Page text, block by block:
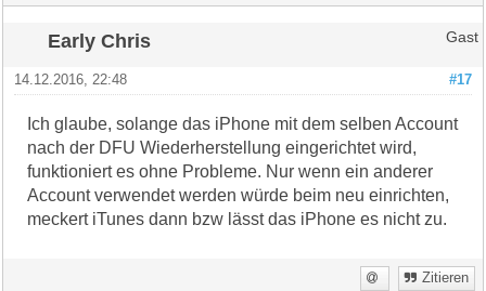
Early Chris Gast
#17
14.12.2016, 22:48
Ich glaube, solange das iPhone mit dem selben Account
nach der DFU Wiederherstellung eingerichtet wird,
funktioniert es ohne Probleme. Nur wenn ein anderer
Account verwendet werden würde beim neu einrichten,
meckert iTunes dann bzw lässt das iPhone es nicht zu.
Zitieren